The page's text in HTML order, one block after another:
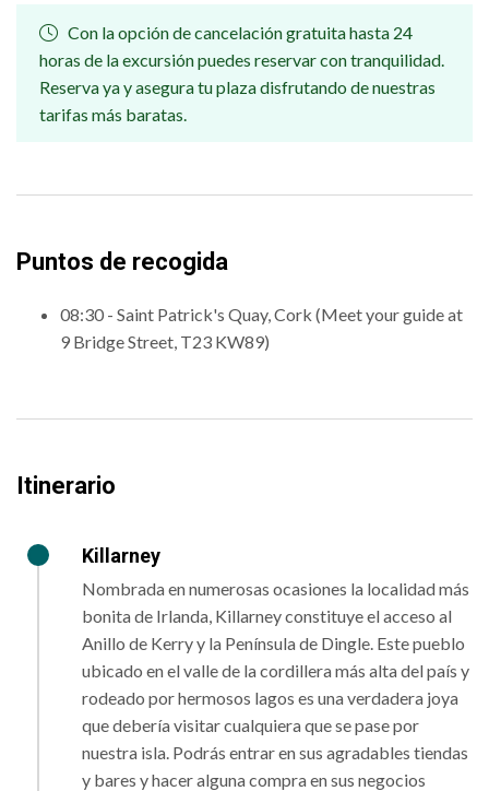
Con la opción de cancelación gratuita hasta 24
horas de la excursión puedes reservar con tranquilidad.
Reserva ya y asegura tu plaza disfrutando de nuestras
tarifas más baratas.
Puntos de recogida
08:30 - Saint Patrick's Quay, Cork (Meet your guide at
9 Bridge Street, T23 KW89)
Itinerario
Killarney
Nombrada en numerosas ocasiones la localidad más
bonita de Irlanda, Killarney constituye el acceso al
Anillo de Kerry y la Península de Dingle. Este pueblo
ubicado en el valle de la cordillera más alta del país y
rodeado por hermosos lagos es una verdadera joya
que debería visitar cualquiera que se pase por
nuestra isla. Podrás entrar en sus agradables tiendas
y bares y hacer alguna compra en sus negocios